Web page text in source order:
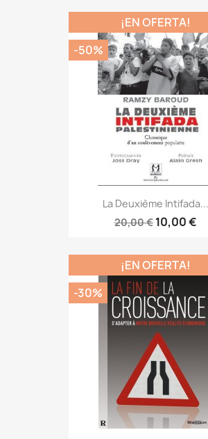
La Deuxième Intifada...
20,00 € 10,00 €
¡EN OFERTA!
-50%
¡EN OFERTA!
-30%